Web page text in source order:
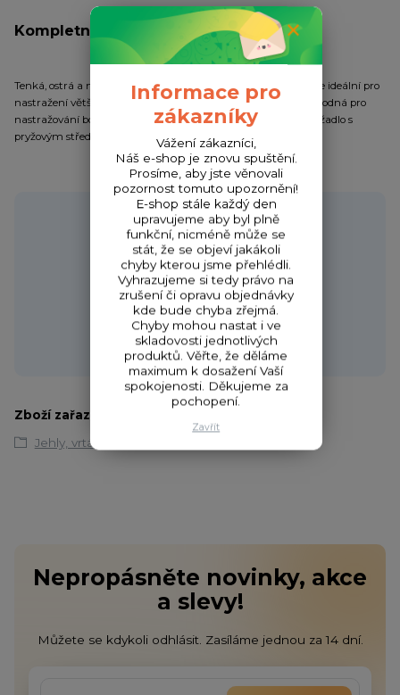
Kompletní specifikace
Tenká, ostrá a mírně pružná jehla s miniaturním zářezem. Je ideální pro
nastražení většiny standardních nástrah včetně partiklu. Vhodná pro
nastražování boilies nebo partiklu. Ergonomicky tvarované držadlo s
pryžovým středem zajišťuje pohodlný a pevný úchop.
Potřebujete poradit?
Zákaznická podpora HONZA
+420 720 256 434
(Po-Čt 9-17 hod.,Pá 9-18 hod.)
obchod@fishcom.cz
Zboží zařazeno v kategoriích
Jehly, vrtáčky a utahovače
Nepropásněte novinky, akce
a slevy!
Můžete se kdykoli odhlásit. Zasíláme jednou za 14 dní.
Informace pro
zákazníky
Vážení zákazníci,
Náš e-shop je znovu spuštění.
Prosíme, aby jste věnovali
pozornost tomuto upozornění!
E-shop stále každý den
upravujeme aby byl plně
funkční, nicméně může se
stát, že se objeví jakákoli
chyby kterou jsme přehlédli.
Vyhrazujeme si tedy právo na
zrušení či opravu objednávky
kde bude chyba zřejmá.
Chyby mohou nastat i ve
skladovosti jednotlivých
produktů. Věřte, že děláme
maximum k dosažení Vaší
spokojenosti. Děkujeme za
pochopení.
Zavřít